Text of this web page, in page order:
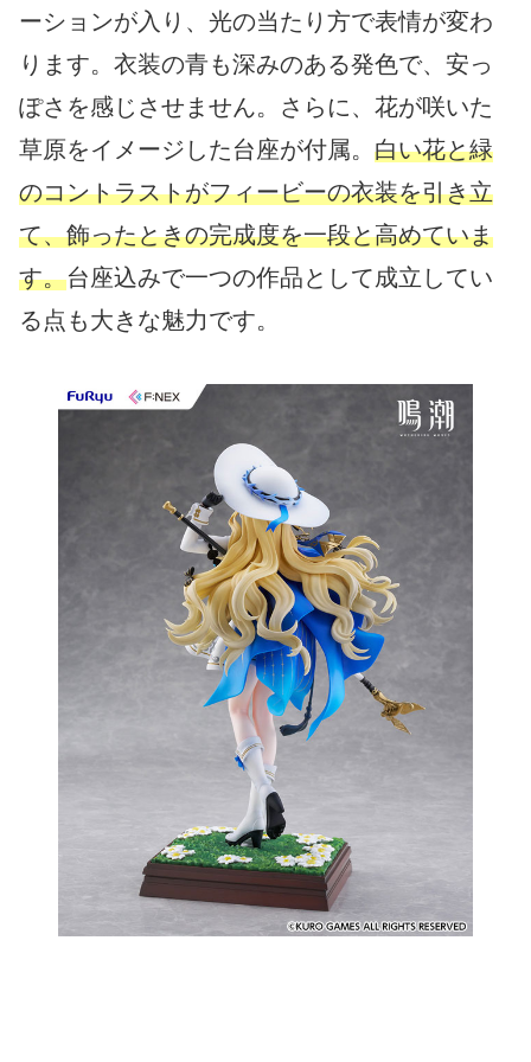
ーションが入り、光の当たり方で表情が変わ
ります。衣装の青も深みのある発色で、安っ
ぽさを感じさせません。さらに、花が咲いた
草原をイメージした台座が付属。 白い花と緑
のコントラストがフィービーの衣装を引き立
て、飾ったときの完成度を一段と高めていま
す。台座込みで一つの作品として成立してい
る点も大きな魅力です。